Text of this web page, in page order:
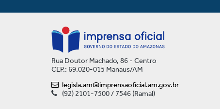
Rua Doutor Machado, 86 - Centro
CEP.: 69.020-015 Manaus/AM
legisla.am@imprensaoficial.am.gov.br
(92) 2101-7500 / 7546 (Ramal)